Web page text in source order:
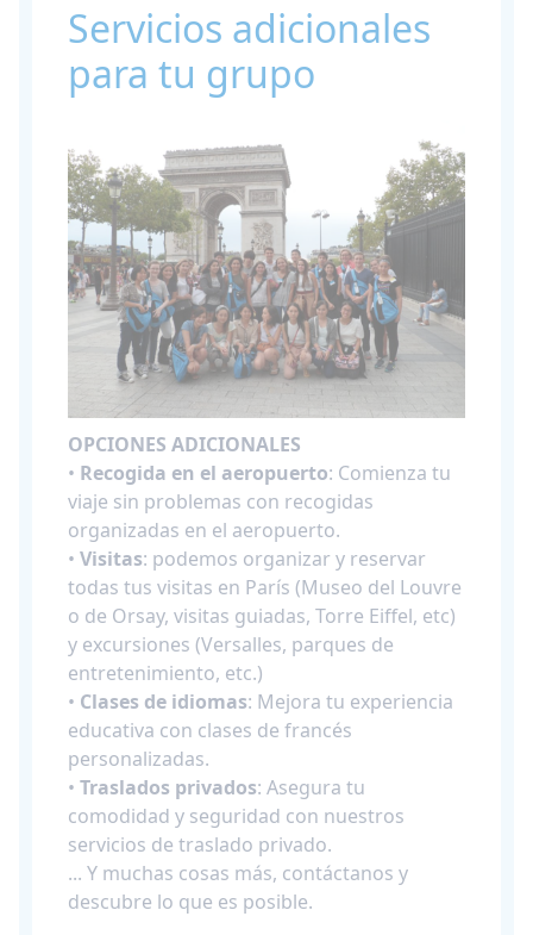
Servicios adicionales
para tu grupo
OPCIONES ADICIONALES
• Recogida en el aeropuerto: Comienza tu
viaje sin problemas con recogidas
organizadas en el aeropuerto.
• Visitas: podemos organizar y reservar
todas tus visitas en París (Museo del Louvre
o de Orsay, visitas guiadas, Torre Eiffel, etc)
y excursiones (Versalles, parques de
entretenimiento, etc.)
• Clases de idiomas: Mejora tu experiencia
educativa con clases de francés
personalizadas.
• Traslados privados: Asegura tu
comodidad y seguridad con nuestros
servicios de traslado privado.
... Y muchas cosas más, contáctanos y
descubre lo que es posible.